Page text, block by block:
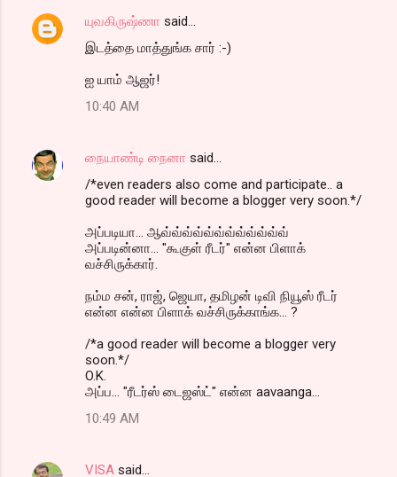
யுவகிருஷ்ணா said…
இடத்தை மாத்துங்க சார் :-)
ஐ யாம் ஆஜர்!
10:40 AM
நையாண்டி நைனா said…
/*even readers also come and participate.. a
good reader will become a blogger very soon.*/
அப்படியா... ஆவ்வ்வ்வ்வ்வ்வ்வ்வ்வ்வ்வ்
அப்படின்னா... "கூகுள் ரீடர்" என்ன பிளாக்
வச்சிருக்கார்.
நம்ம சன், ராஜ், ஜெயா, தமிழன் டிவி நியூஸ் ரீடர்
என்ன என்ன பிளாக் வச்சிருக்காங்க... ?
/*a good reader will become a blogger very
soon.*/
O.K.
அப்ப... "ரீடர்ஸ் டைஜஸ்ட்" என்ன aavaanga...
10:49 AM
VISA said…